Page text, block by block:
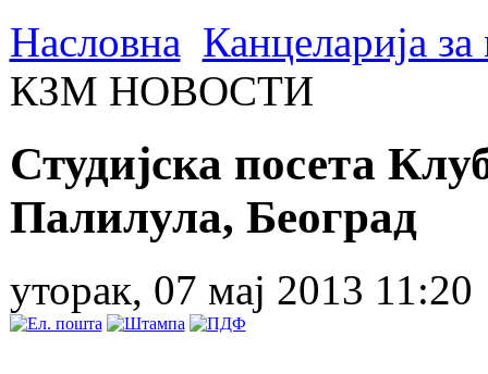
Насловна Канцеларија
КЗМ НОВОСТИ
Студијска посета
Палилула, Београд
уторак, 07 мај 2013 11:20